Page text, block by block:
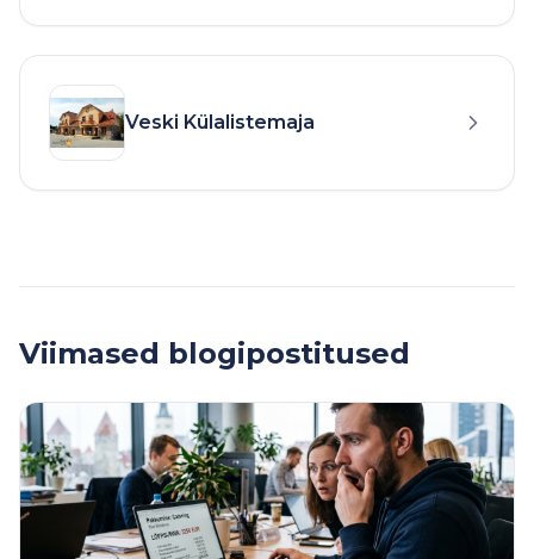
Veski Külalistemaja
Viimased blogipostitused